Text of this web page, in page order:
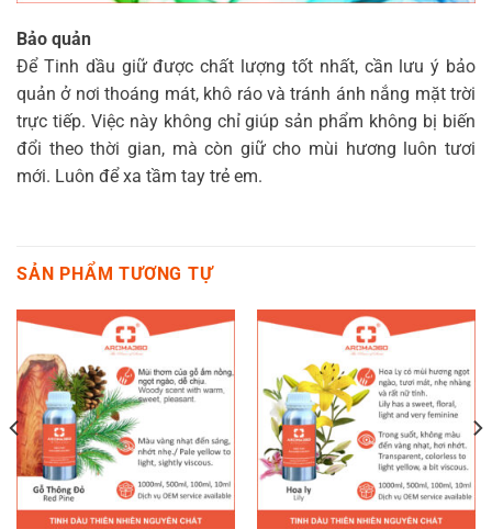
Bảo quản
Để Tinh dầu giữ được chất lượng tốt nhất, cần lưu ý bảo
quản ở nơi thoáng mát, khô ráo và tránh ánh nắng mặt trời
trực tiếp. Việc này không chỉ giúp sản phẩm không bị biến
đổi theo thời gian, mà còn giữ cho mùi hương luôn tươi
mới. Luôn để xa tầm tay trẻ em.
SẢN PHẨM TƯƠNG TỰ